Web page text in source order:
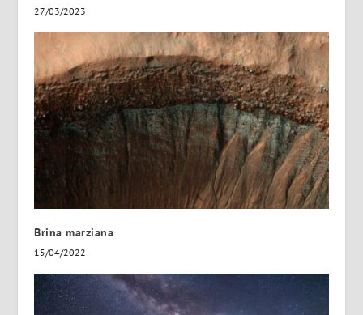
27/03/2023
Brina marziana
15/04/2022